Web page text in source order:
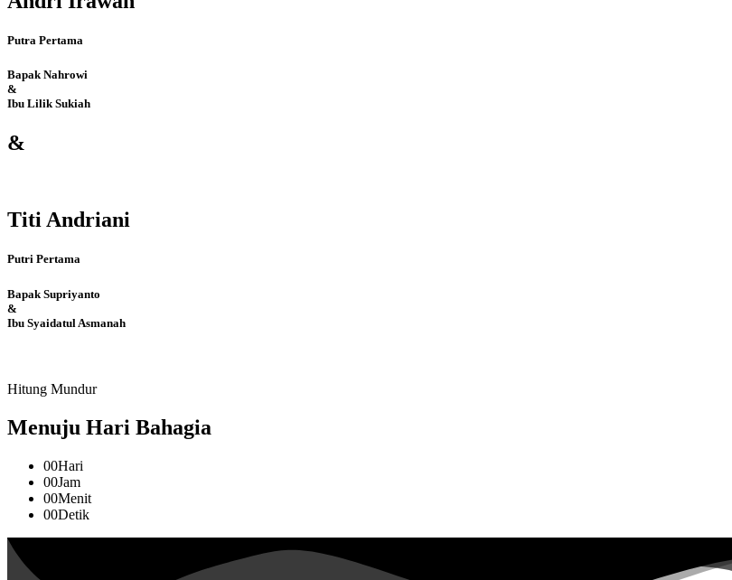
Putra Pertama
Bapak Nahrowi
&
Ibu Lilik Sukiah
&
Titi Andriani
Putri Pertama
Bapak Supriyanto
&
Ibu Syaidatul Asmanah
Hitung Mundur
Menuju Hari Bahagia
00Hari
00Jam
00Menit
00Detik